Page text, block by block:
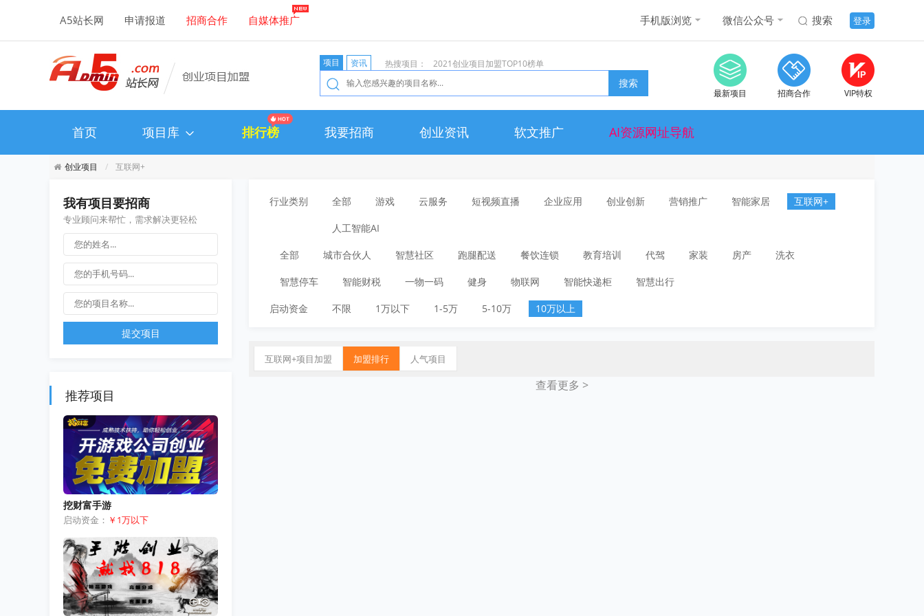
A5站长网 申请报道 招商合作 自媒体推广 登录
搜索
手机版浏览 微信公众号
项目 资讯 热搜项目： 2021创业项目加盟TOP10榜单
搜索
最新项目 招商合作 VIP特权
首页 项目库 排行榜 我要招商 创业资讯 软文推广 AI资源网址导航
创业项目 互联网+
我有项目要招商
专业顾问来帮忙，需求解决更轻松
提交项目
推荐项目
挖财富手游
启动资金： ￥1万以下
行业类别 全部 游戏 云服务 短视频直播 企业应用 创业创新 营销推广 智能家居 互联网+
人工智能AI
全部 城市合伙人 智慧社区 跑腿配送 餐饮连锁 教育培训 代驾 家装 房产 洗衣
智慧停车 智能财税 一物一码 健身 物联网 智能快递柜 智慧出行
启动资金 不限 1万以下 1-5万 5-10万 10万以上
互联网+项目加盟 加盟排行 人气项目
查看更多 >